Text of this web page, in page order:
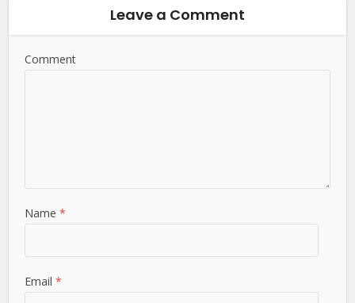
Leave a Comment
Comment
Name*
Email*